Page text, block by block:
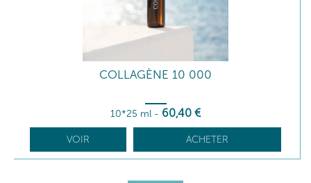
COLLAGÈNE 10 000
10*25 ml - 60,40 €
VOIR ACHETER